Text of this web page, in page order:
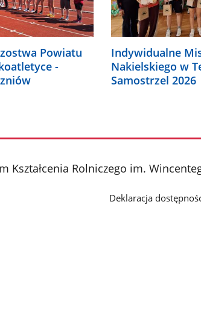
Powiatu
-
Indywidualne
Nakielskiego w
Samostrzel 2026
Kształcenia Rolniczego im.
Deklaracja